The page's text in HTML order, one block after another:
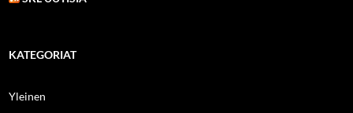
KATEGORIAT
Yleinen